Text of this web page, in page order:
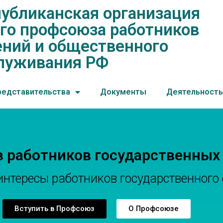
организация
и общественного
организация
профсоюза работников
и общественного
РФ
Документы Деятельность
работников государственного
Вступить в Профсоюз О Профсоюзе